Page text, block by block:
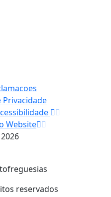
Privacidade
Website
reservados